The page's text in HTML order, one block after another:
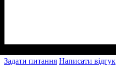
Задати питання Написати відгук